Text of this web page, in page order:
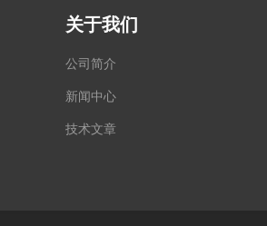
关于我们
公司简介
新闻中心
技术文章